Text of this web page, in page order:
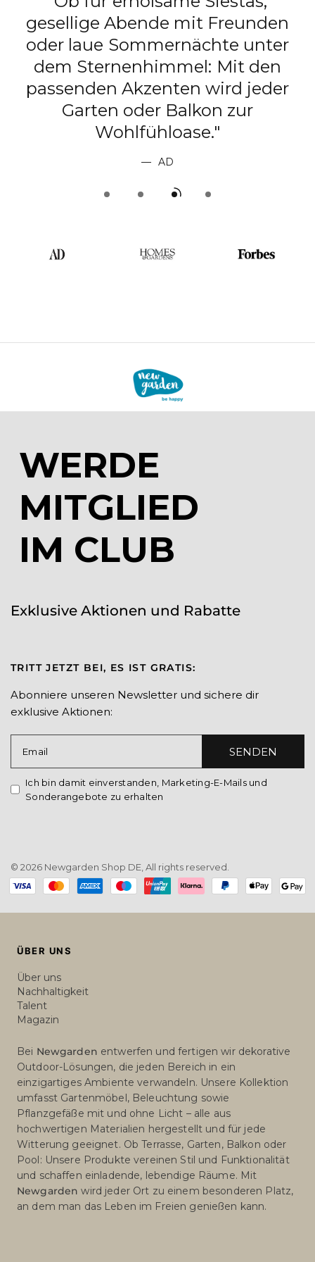
gesellige Abende mit Freunden
oder laue Sommernächte unter
dem Sternenhimmel: Mit den
passenden Akzenten wird jeder
Garten oder Balkon zur
Wohlfühloase."
AD
WERDE
MITGLIED
IM CLUB
Exklusive Aktionen und Rabatte
TRITT JETZT BEI, ES IST GRATIS:
Abonniere unseren Newsletter und sichere dir
exklusive Aktionen:
Email SENDEN
Ich bin damit einverstanden, Marketing-E-Mails und
Sonderangebote zu erhalten
© 2026 Newgarden Shop DE, All rights reserved.
Payment
methods
ÜBER UNS
Über uns
Nachhaltigkeit
Talent
Magazin
Bei Newgarden entwerfen und fertigen wir dekorative
Outdoor-Lösungen, die jeden Bereich in ein
einzigartiges Ambiente verwandeln. Unsere Kollektion
umfasst Gartenmöbel, Beleuchtung sowie
Pflanzgefäße mit und ohne Licht – alle aus
hochwertigen Materialien hergestellt und für jede
Witterung geeignet. Ob Terrasse, Garten, Balkon oder
Pool: Unsere Produkte vereinen Stil und Funktionalität
und schaffen einladende, lebendige Räume. Mit
Newgarden wird jeder Ort zu einem besonderen Platz,
an dem man das Leben im Freien genießen kann.